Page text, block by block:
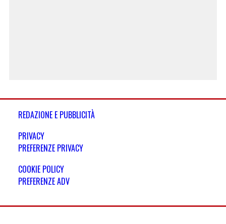
REDAZIONE E PUBBLICITÀ
PRIVACY
PREFERENZE PRIVACY
COOKIE POLICY
PREFERENZE ADV